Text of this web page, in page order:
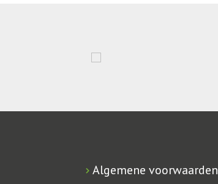
Algemene voorwaarden